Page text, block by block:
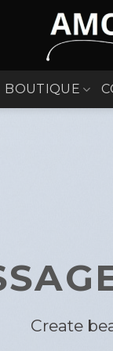
BOUTIQUE
Create